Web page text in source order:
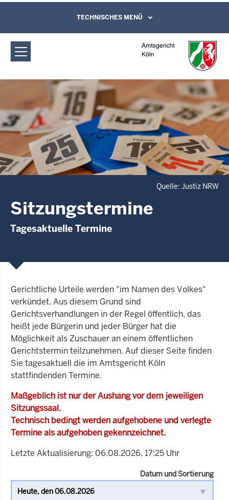
Amtsgericht Köln: Sitzungstermine
Direkt zum Inhalt
Leichte Sprache, Gebärdensprachenvideo
und Kontaktformular
TECHNISCHES MENÜ
Quelle: Justiz NRW
Sitzungstermine
Tagesaktuelle Termine
Gerichtliche Urteile werden "im Namen des Volkes"
verkündet. Aus diesem Grund sind
Gerichtsverhandlungen in der Regel öffentlich, das
heißt jede Bürgerin und jeder Bürger hat die
Möglichkeit als Zuschauer an einem öffentlichen
Gerichtstermin teilzunehmen. Auf dieser Seite finden
Sie tagesaktuell die im Amtsgericht Köln
stattfindenden Termine.
Maßgeblich ist nur der Aushang vor dem jeweiligen
Sitzungssaal.
Technisch bedingt werden aufgehobene und verlegte
Termine als aufgehoben gekennzeichnet.
Letzte Aktualisierung: 06.08.2026, 17:25 Uhr
Datum und Sortierung